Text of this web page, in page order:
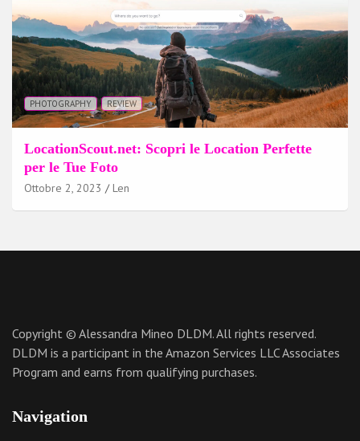
PHOTOGRAPHY REVIEW
LocationScout.net: Scopri le Location Perfette
per le Tue Foto
Ottobre 2, 2023 Len
Copyright © Alessandra Mineo DLDM. All rights reserved.
DLDM is a participant in the Amazon Services LLC Associates
Program and earns from qualifying purchases.
Navigation